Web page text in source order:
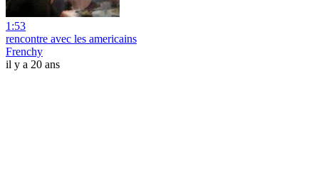
1:53
rencontre avec les americains
Frenchy
il y a 20 ans